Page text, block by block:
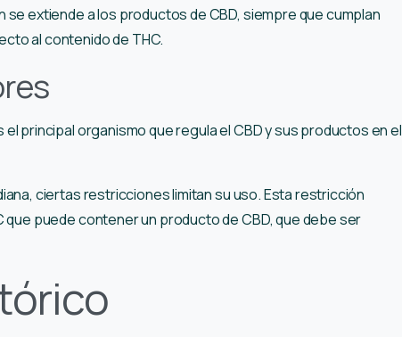
se extiende a los productos de CBD, siempre que cumplan
al contenido de THC.
el principal organismo que regula el CBD y sus productos en el
ciertas restricciones limitan su uso. Esta restricción
que puede contener un producto de CBD, que debe ser